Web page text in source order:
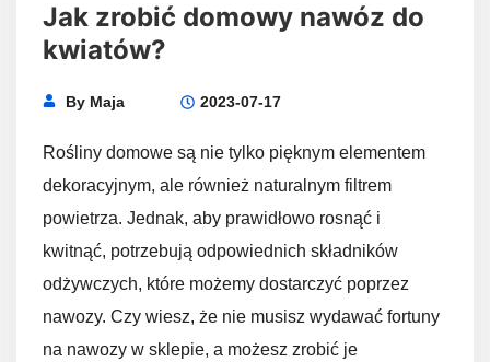
Jak zrobić domowy nawóz do
kwiatów?
By Maja 2023-07-17
Rośliny domowe są nie tylko pięknym elementem
dekoracyjnym, ale również naturalnym filtrem
powietrza. Jednak, aby prawidłowo rosnąć i
kwitnąć, potrzebują odpowiednich składników
odżywczych, które możemy dostarczyć poprzez
nawozy. Czy wiesz, że nie musisz wydawać fortuny
na nawozy w sklepie, a możesz zrobić je